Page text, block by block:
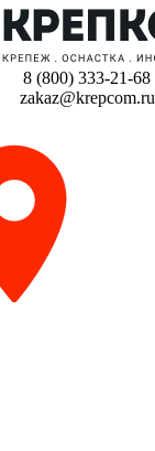
8 (800) 333-21-68
zakaz@krepcom.ru